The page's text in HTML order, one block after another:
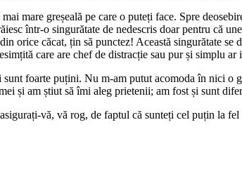
mare greșeală pe care o puteți face. Spre
într-o singurătate de nedescris doar pentru că
orice căcat, țin să punctez! Această singurătate
care are chef de distracție sau pur și simplu
foarte puțini. Nu m-am putut acomoda în nici o
și am știut să îmi aleg prietenii; am fost și sunt
vă, vă rog, de faptul că sunteți cel puțin la